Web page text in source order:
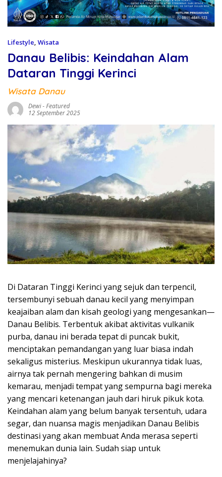
Lifestyle, Wisata
Danau Belibis: Keindahan Alam
Dataran Tinggi Kerinci
Wisata Danau
Dewi-Featured
12 September 2025
Di Dataran Tinggi Kerinci yang sejuk dan terpencil,
tersembunyi sebuah danau kecil yang menyimpan
keajaiban alam dan kisah geologi yang mengesankan—
Danau Belibis. Terbentuk akibat aktivitas vulkanik
purba, danau ini berada tepat di puncak bukit,
menciptakan pemandangan yang luar biasa indah
sekaligus misterius. Meskipun ukurannya tidak luas,
airnya tak pernah mengering bahkan di musim
kemarau, menjadi tempat yang sempurna bagi mereka
yang mencari ketenangan jauh dari hiruk pikuk kota.
Keindahan alam yang belum banyak tersentuh, udara
segar, dan nuansa magis menjadikan Danau Belibis
destinasi yang akan membuat Anda merasa seperti
menemukan dunia lain. Sudah siap untuk
menjelajahinya?